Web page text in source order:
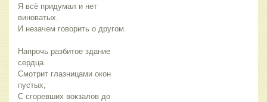
Я всё придумал и нет
виноватых.
И незачем говорить о другом.
Напрочь разбитое здание
сердца
Смотрит глазницами окон
пустых,
С сгоревших вокзалов до